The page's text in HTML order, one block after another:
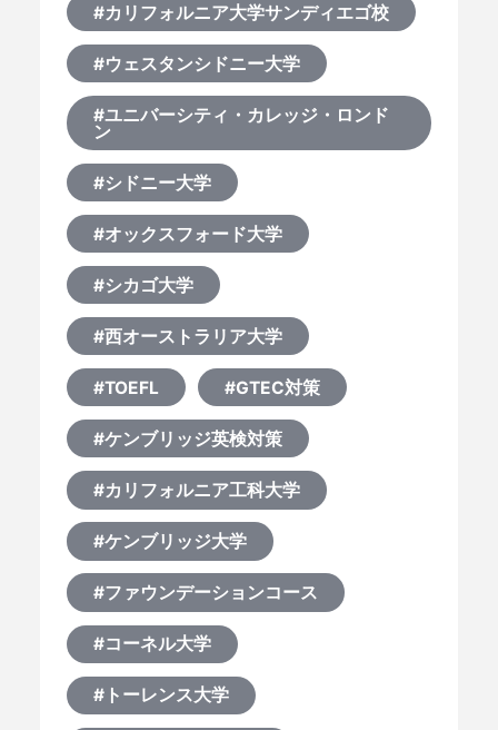
#カリフォルニア大学サンディエゴ校
#ウェスタンシドニー大学
#ユニバーシティ・カレッジ・ロンド
ン
#シドニー大学
#オックスフォード大学
#シカゴ大学
#西オーストラリア大学
#TOEFL #GTEC対策
#ケンブリッジ英検対策
#カリフォルニア工科大学
#ケンブリッジ大学
#ファウンデーションコース
#コーネル大学
#トーレンス大学